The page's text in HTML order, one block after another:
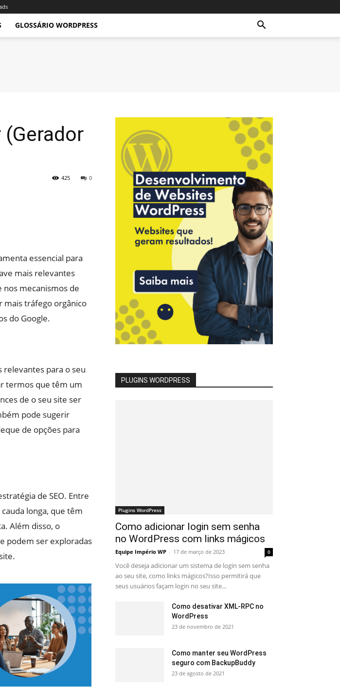
GLOSSÁRIO WORDPRESS
(Gerador
0
425
essencial para
mais relevantes
nos mecanismos de
mais tráfego orgânico
do Google.
relevantes para o seu
termos que têm um
de o seu site ser
pode sugerir
de opções para
de SEO. Entre
longa, que têm
Além disso, o
podem ser exploradas
PLUGINS WORDPRESS
Plugins WordPress
Como adicionar login sem senha
no WordPress com links mágicos
Equipe Império WP - 17 de março de 2023 0
Você deseja adicionar um sistema de login sem senha
ao seu site, como links mágicos?Isso permitirá que
seus usuários façam login no seu site...
Como desativar XML-RPC no
WordPress
23 de novembro de 2021
Como manter seu WordPress
seguro com BackupBuddy
23 de agosto de 2021